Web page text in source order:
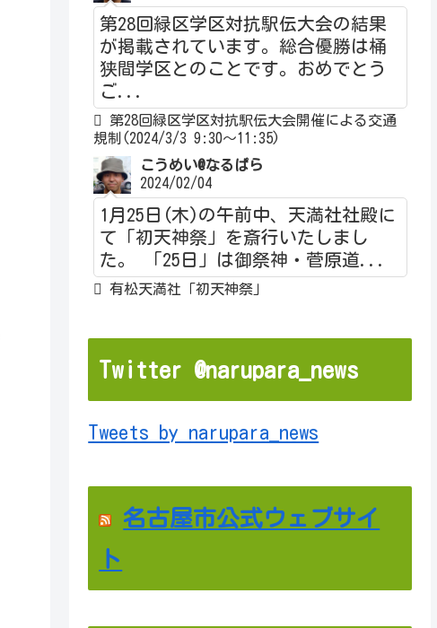
第28回緑区学区対抗駅伝大会の結果
が掲載されています。総合優勝は桶
狭間学区とのことです。おめでとう
ご...
第28回緑区学区対抗駅伝大会開催による交通
規制(2024/3/3 9:30～11:35)
こうめい@なるぱら
2024/02/04
1月25日(木)の午前中、天満社社殿に
て「初天神祭」を斎行いたしまし
た。 「25日」は御祭神・菅原道...
有松天満社「初天神祭」
Twitter @narupara_news
Tweets by narupara_news
名古屋市公式ウェブサイ
ト